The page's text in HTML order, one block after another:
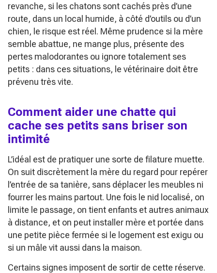
revanche, si les chatons sont cachés près d’une
route, dans un local humide, à côté d’outils ou d’un
chien, le risque est réel. Même prudence si la mère
semble abattue, ne mange plus, présente des
pertes malodorantes ou ignore totalement ses
petits : dans ces situations, le vétérinaire doit être
prévenu très vite.
Comment aider une chatte qui
cache ses petits sans briser son
intimité
L’idéal est de pratiquer une sorte de filature muette.
On suit discrètement la mère du regard pour repérer
l’entrée de sa tanière, sans déplacer les meubles ni
fourrer les mains partout. Une fois le nid localisé, on
limite le passage, on tient enfants et autres animaux
à distance, et on peut installer mère et portée dans
une petite pièce fermée si le logement est exigu ou
si un mâle vit aussi dans la maison.
Certains signes imposent de sortir de cette réserve.